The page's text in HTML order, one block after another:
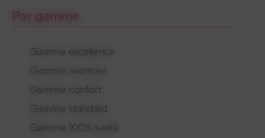
Par gamme
Gamme excellence
Gamme avancée
Gamme confort
Gamme standard
Gamme 100% santé